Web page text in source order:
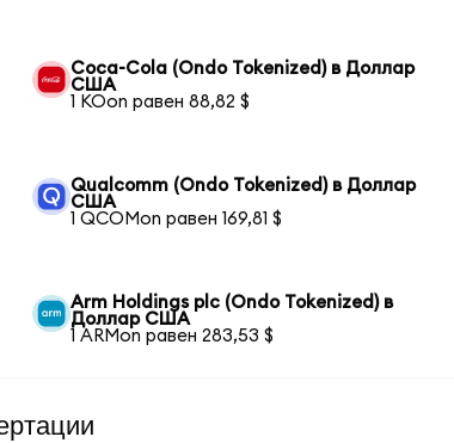
Coca-Cola (Ondo Tokenized) в Доллар
США
1 KOon равен 88,82 $
Qualcomm (Ondo Tokenized) в Доллар
США
1 QCOMon равен 169,81 $
Arm Holdings plc (Ondo Tokenized) в
Доллар США
1 ARMon равен 283,53 $